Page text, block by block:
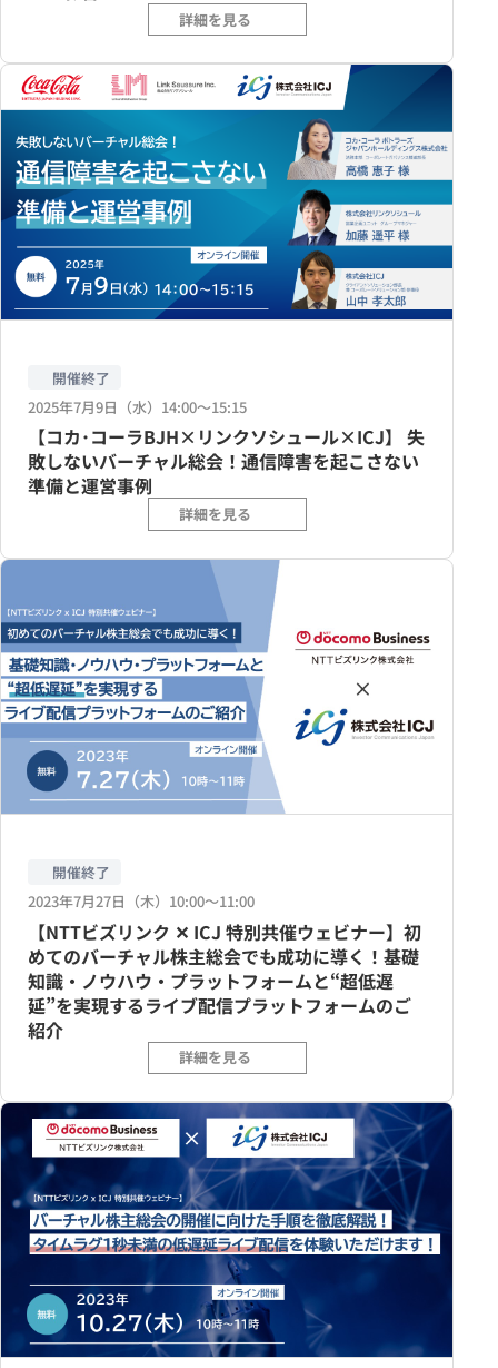
詳細を見る
開催終了
2025年7月9日（水）14:00〜15:15
【コカ･コーラBJH×リンクソシュール×ICJ】 失
敗しないバーチャル総会！通信障害を起こさない
準備と運営事例
詳細を見る
開催終了
2023年7月27日（木）10:00〜11:00
【NTTビズリンク ✕ ICJ 特別共催ウェビナー】初
めてのバーチャル株主総会でも成功に導く！基礎
知識・ノウハウ・プラットフォームと“超低遅
延”を実現するライブ配信プラットフォームのご
紹介
詳細を見る